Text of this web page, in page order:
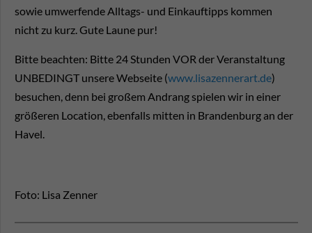
sowie umwerfende Alltags- und Einkauftipps kommen
nicht zu kurz. Gute Laune pur!
Bitte beachten: Bitte 24 Stunden VOR der Veranstaltung
UNBEDINGT unsere Webseite (www.lisazennerart.de)
besuchen, denn bei großem Andrang spielen wir in einer
größeren Location, ebenfalls mitten in Brandenburg an der
Havel.
Foto: Lisa Zenner